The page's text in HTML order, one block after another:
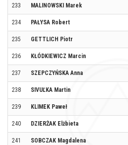
233 MALINOWSKI Marek
234 PAŁYSA Robert
235 GETTLICH Piotr
236 KŁÓDKIEWICZ Marcin
237 SZEPCZYŃSKA Anna
238 SIVUĽKA Martin
239 KLIMEK Paweł
240 DZIERŻAK Elżbieta
241 SOBCZAK Magdalena